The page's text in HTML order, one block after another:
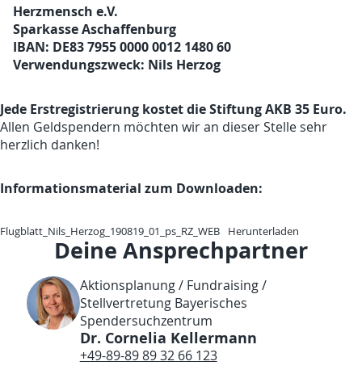
Herzmensch e.V.
Sparkasse Aschaffenburg
IBAN: DE83 7955 0000 0012 1480 60
Verwendungszweck: Nils Herzog
Jede Erstregistrierung kostet die Stiftung AKB 35 Euro.
Allen Geldspendern möchten wir an dieser Stelle sehr
herzlich danken!
Informationsmaterial zum Downloaden:
Flugblatt_Nils_Herzog_190819_01_ps_RZ_WEB Herunterladen
Deine Ansprechpartner
Aktionsplanung / Fundraising /
Stellvertretung Bayerisches
Spendersuchzentrum
Dr. Cornelia Kellermann
+49-89-89 89 32 66 123